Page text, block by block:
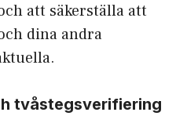
att säkerställa att
dina andra
tvåstegsverifiering